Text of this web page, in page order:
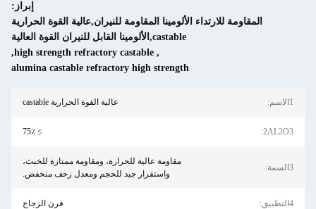
للارتداء الألومينا المقاومة للنيران,عالية القوة الحرارية
high strength refractory castable
,
alumina castable refractory high strength
مقاومة عالية للحرارة، ومقاومة ممتازة للخبث،
واستقرار جيد للحجم ومعدل زحف منخفض.